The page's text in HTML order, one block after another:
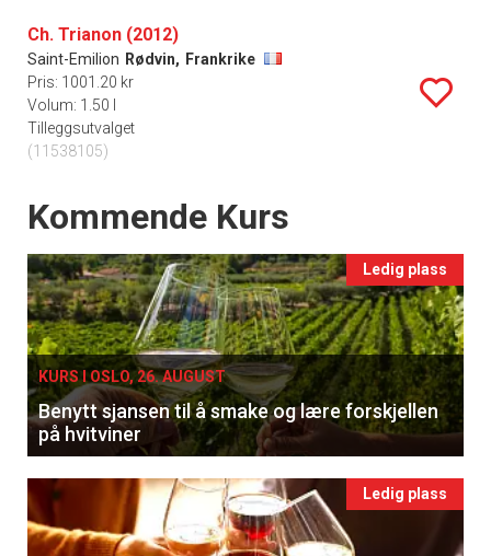
Ch. Trianon (2012)
Saint-Emilion Rødvin, Frankrike
Pris: 1001.20 kr
Volum: 1.50 l
Tilleggsutvalget
(11538105)
Events
Kommende Kurs
Ledig plass
KURS I OSLO, 26. AUGUST
Benytt sjansen til å smake og lære forskjellen
på hvitviner
Ledig plass